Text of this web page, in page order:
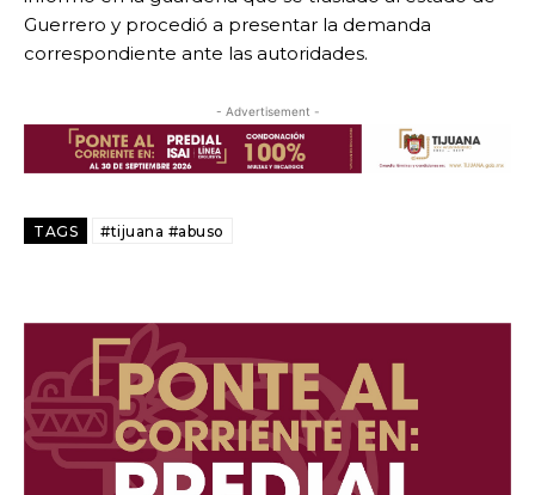
Guerrero y procedió a presentar la demanda
correspondiente ante las autoridades.
- Advertisement -
TAGS #tijuana #abuso